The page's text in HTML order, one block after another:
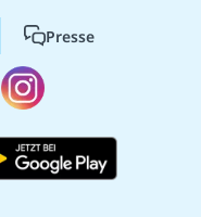
Presse